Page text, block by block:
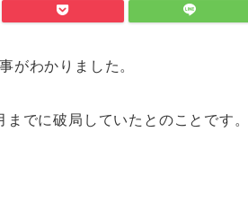
がわかりました。
でに破局していたとのことです。